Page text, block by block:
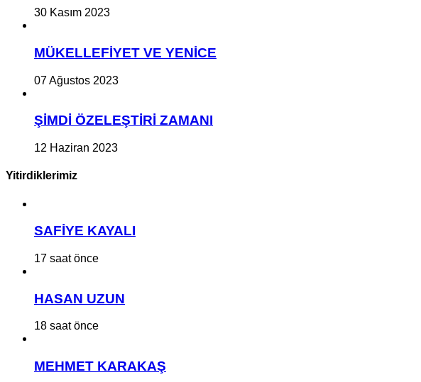
30 Kasım 2023
MÜKELLEFİYET VE YENİCE
07 Ağustos 2023
ŞİMDİ ÖZELEŞTİRİ ZAMANI
12 Haziran 2023
Yitirdiklerimiz
SAFİYE KAYALI
17 saat önce
HASAN UZUN
18 saat önce
MEHMET KARAKAŞ